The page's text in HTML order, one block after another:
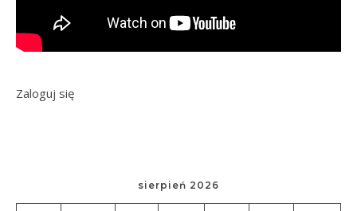
Zaloguj się
sierpień 2026